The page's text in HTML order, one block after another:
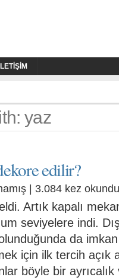
İLETIŞIM
yaz
edilir?
| 3.084 kez
Artık kapalı
seviyelere indi.
da
için ilk tercih açık
böyle bir